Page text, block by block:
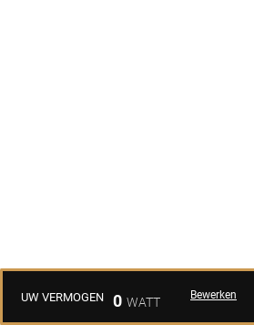
UW VERMOGEN 0 Bewerken